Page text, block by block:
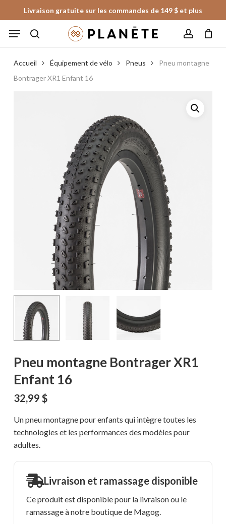
to
main
Livraison gratuite sur les commandes de 149 $ et plus
Menu
Fermer
le
panier
Accueil Équipement de vélo Pneus
Pneu montagne
Bontrager XR1 Enfant 16
Pneu montagne Bontrager XR1
Enfant 16
32,99 $
Un pneu montagne pour enfants qui intègre toutes les
technologies et les performances des modèles pour
adultes.
Livraison et ramassage disponible
Ce produit est disponible pour la livraison ou le
ramassage à notre boutique de Magog.